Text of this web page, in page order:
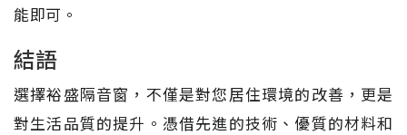
能即可。
結語
選擇裕盛隔音窗，不僅是對您居住環境的改善，更是
對生活品質的提升。憑借先進的技術、優質的材料和